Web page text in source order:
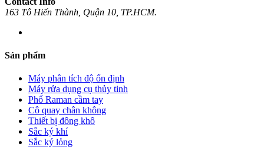
163 Tô Hiến Thành, Quận 10, TP.HCM.
Sản phẩm
Máy phân tích độ ổn định
Máy rửa dụng cụ thủy tinh
Phổ Raman cầm tay
Cô quay chân không
Thiết bị đông khô
Sắc ký khí
Sắc ký lỏng